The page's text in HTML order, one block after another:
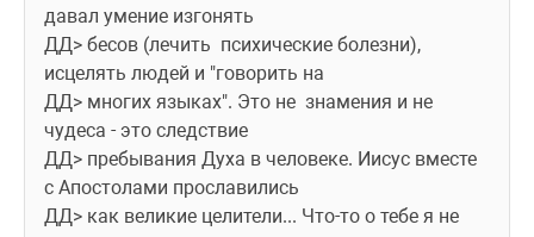
давал умение изгонять
ДД> бесов (лечить  психические болезни),
исцелять людей и "говорить на
ДД> многих языках". Это не  знамения и не
чудеса - это следствие
ДД> пребывания Духа в человеке. Иисус вместе
с Апостолами прославились
ДД> как великие целители... Что-то о тебе я не